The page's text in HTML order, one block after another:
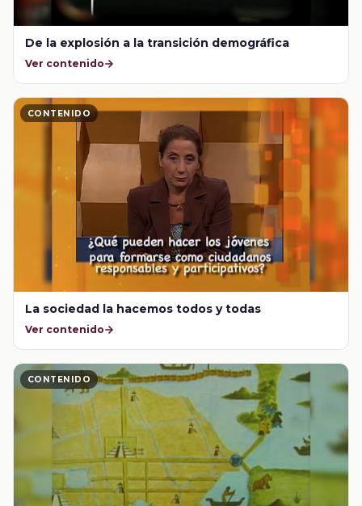
De la explosión a la transición demográfica
Ver contenido
CONTENIDO
La sociedad la hacemos todos y todas
Ver contenido
CONTENIDO